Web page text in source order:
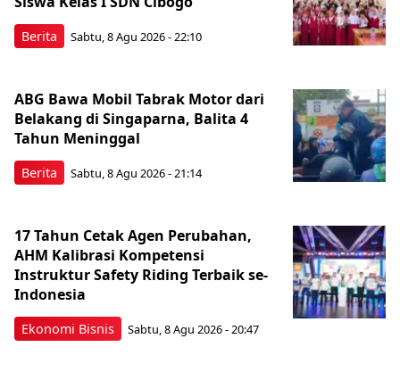
Berita Sabtu, 8 Agu 2026 - 22:10
Berita
ABG Bawa Mobil Tabrak Motor dari
Belakang di Singaparna, Balita 4
Tahun Meninggal
Sabtu, 8 Agu 2026 - 21:14
Ekonomi Bisnis
17 Tahun Cetak Agen Perubahan,
AHM Kalibrasi Kompetensi
Instruktur Safety Riding Terbaik se-
Indonesia
Sabtu, 8 Agu 2026 - 20:47